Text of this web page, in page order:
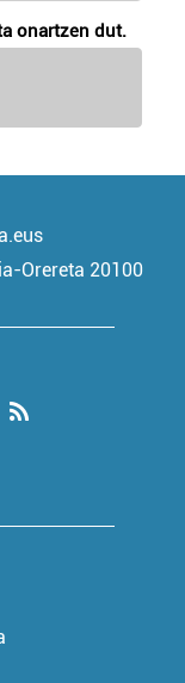
onartzen dut.
Orereta 20100